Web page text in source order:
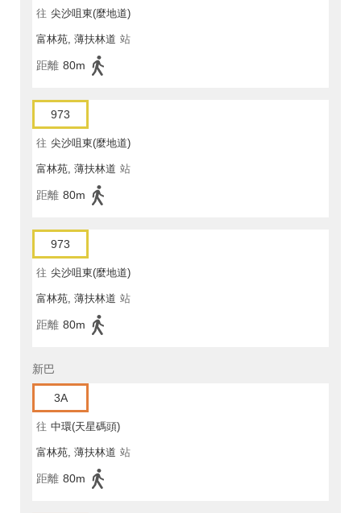
往 尖沙咀東(麼地道)
富林苑, 薄扶林道 站
距離 80m
973
往 尖沙咀東(麼地道)
富林苑, 薄扶林道 站
距離 80m
973
往 尖沙咀東(麼地道)
富林苑, 薄扶林道 站
距離 80m
新巴
3A
往 中環(天星碼頭)
富林苑, 薄扶林道 站
距離 80m